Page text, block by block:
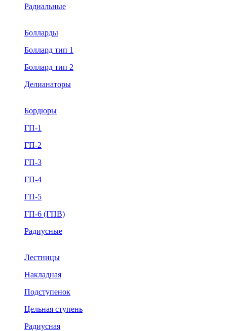
Радиальные
Болларды
Боллард тип 1
Боллард тип 2
Делианаторы
Бордюры
ГП-1
ГП-2
ГП-3
ГП-4
ГП-5
ГП-6 (ГПВ)
Радиусные
Лестницы
Накладная
Подступенок
Цельная ступень
Радиусная